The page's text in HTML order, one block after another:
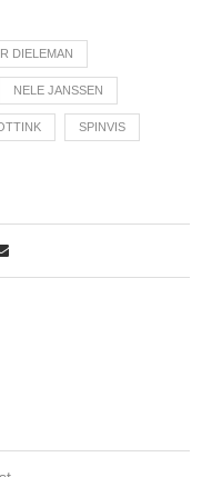
DIELEMAN
NELE JANSSEN
SPINVIS